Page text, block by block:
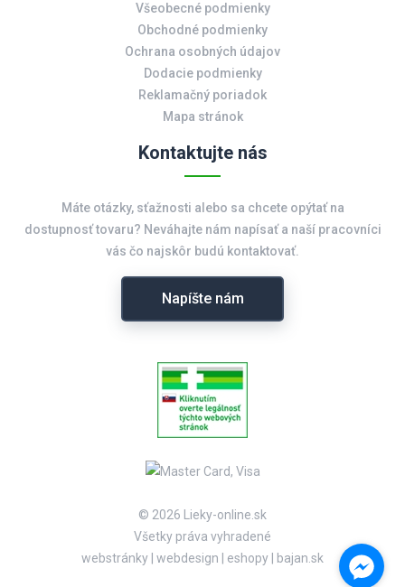
Všeobecné podmienky
Obchodné podmienky
Ochrana osobných údajov
Dodacie podmienky
Reklamačný poriadok
Mapa stránok
Kontaktujte nás
Máte otázky, sťažnosti alebo sa chcete opýtať na
dostupnosť tovaru? Neváhajte nám napísať a naší pracovníci
vás čo najskôr budú kontaktovať.
Napíšte nám
© 2026 Lieky-online.sk
Všetky práva vyhradené
webstránky webdesign eshopy bajan.sk